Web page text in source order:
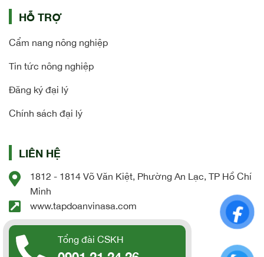
HỖ TRỢ
Cẩm nang nông nghiệp
Tin tức nông nghiệp
Đăng ký đại lý
Chính sách đại lý
LIÊN HỆ
1812 - 1814 Võ Văn Kiệt, Phường An Lạc, TP Hồ Chí
Minh
www.tapdoanvinasa.com
Tổng đài CSKH